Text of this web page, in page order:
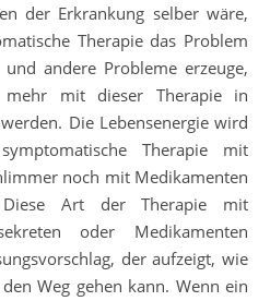
der Erkrankung selber wäre,
Therapie das Problem
andere Probleme erzeuge,
mit dieser Therapie in
Die Lebensenergie wird
Therapie mit
noch mit Medikamenten
Diese Art der Therapie mit
oder Medikamenten
der aufzeigt, wie
Weg gehen kann. Wenn ein